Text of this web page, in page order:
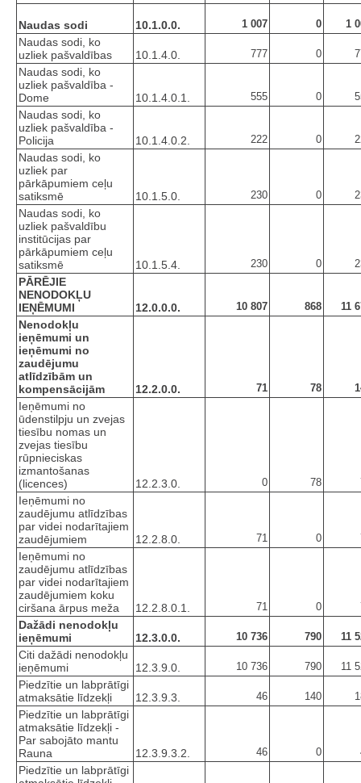
Naudas sodi 10.1.0.0. 1 007 0 1
Naudas sodi, ko
uzliek pašvaldības
10.1.4.0. 777 0
Naudas sodi, ko
uzliek pašvaldība -
Dome
10.1.4.0.1. 555 0
Naudas sodi, ko
uzliek pašvaldība -
Policija
10.1.4.0.2. 222 0
Naudas sodi, ko
uzliek par
pārkāpumiem ceļu
satiksmē
10.1.5.0. 230 0
Naudas sodi, ko
uzliek pašvaldību
institūcijas par
pārkāpumiem ceļu
satiksmē
10.1.5.4. 230 0
PĀRĒJIE
NENODOKĻU
IEŅĒMUMI
12.0.0.0. 10 807 868 11
Nenodokļu
ieņēmumi un
ieņēmumi no
zaudējumu
atlīdzībām un
kompensācijām
12.2.0.0. 71 78
Ieņēmumi no
ūdenstilpju un zvejas
tiesību nomas un
zvejas tiesību
rūpnieciskas
izmantošanas
(licences)
12.2.3.0. 0 78
Ieņēmumi no
zaudējumu atlīdzības
par videi nodarītajiem
zaudējumiem
12.2.8.0. 71 0
Ieņēmumi no
zaudējumu atlīdzības
par videi nodarītajiem
zaudējumiem koku
ciršana ārpus meža
12.2.8.0.1. 71 0
Dažādi nenodokļu
ieņēmumi
12.3.0.0. 10 736 790 11
Citi dažādi nenodokļu
ieņēmumi
12.3.9.0. 10 736 790 11
Piedzītie un labprātīgi
atmaksātie līdzekļi
12.3.9.3. 46 140
Piedzītie un labprātīgi
atmaksātie līdzekļi -
Par sabojāto mantu
Rauna
12.3.9.3.2. 46 0
Piedzītie un labprātīgi